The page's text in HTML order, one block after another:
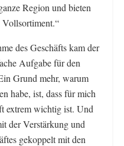
Region und bieten
des Geschäfts kam der
Aufgabe für den
Grund mehr, warum
habe, ist, dass für mich
extrem wichtig ist. Und
der Verstärkung und
gekoppelt mit den